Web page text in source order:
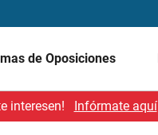
de Oposiciones
interesen! Infórmate aquí